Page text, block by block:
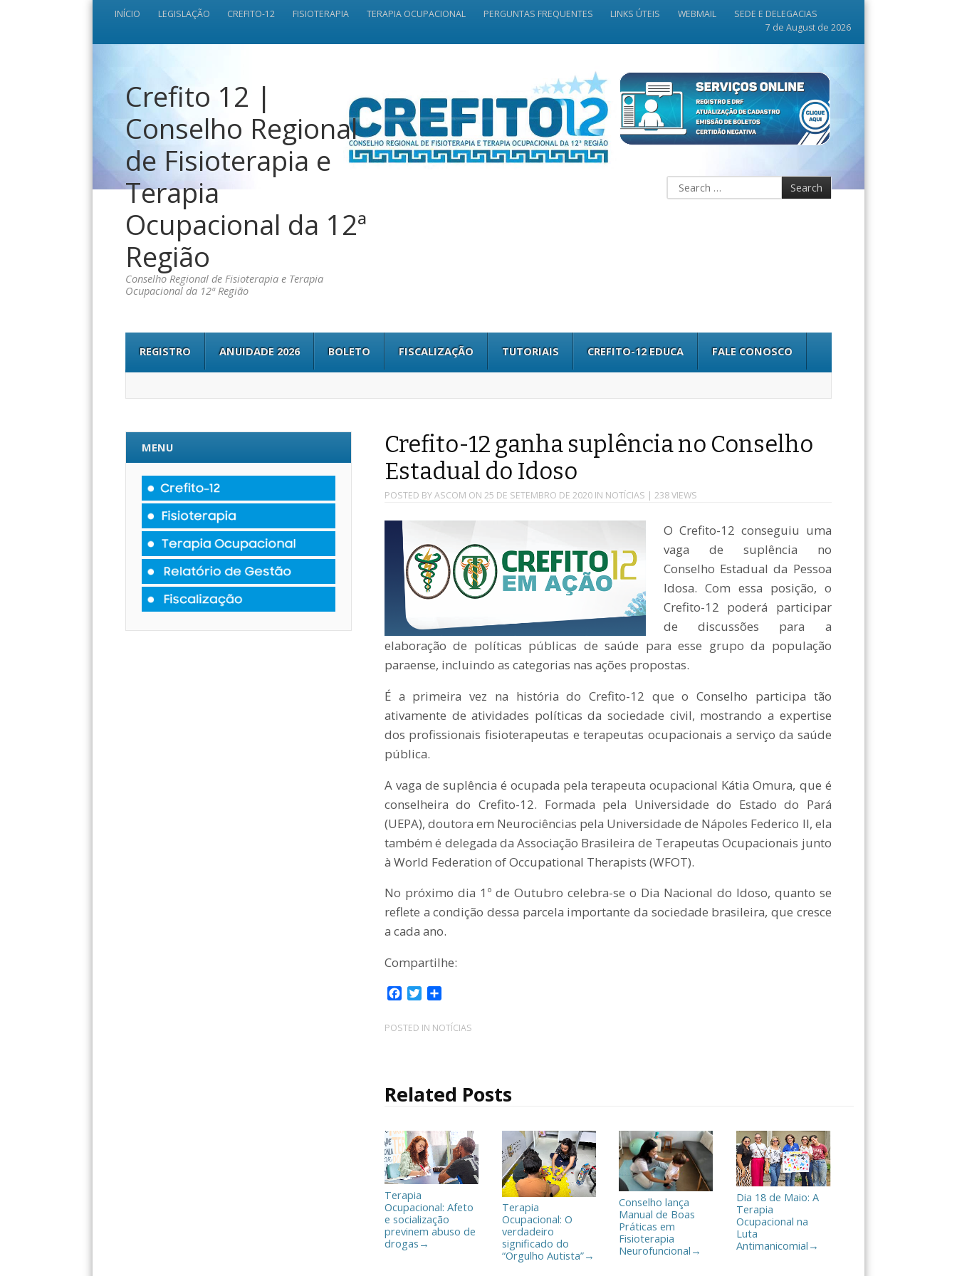
INÍCIO LEGISLAÇÃO CREFITO-12 FISIOTERAPIA TERAPIA OCUPACIONAL PERGUNTAS FREQUENTES LINKS ÚTEIS WEBMAIL
SEDE E DELEGACIAS
7 de August de 2026
Crefito 12 |
Conselho Regional
de Fisioterapia e
Terapia
Ocupacional da 12ª
Região
Conselho Regional de Fisioterapia e Terapia
Ocupacional da 12ª Região
REGISTRO ANUIDADE 2026 BOLETO FISCALIZAÇÃO TUTORIAIS CREFITO-12 EDUCA FALE CONOSCO
Crefito-12 ganha suplência no Conselho
Estadual do Idoso
POSTED BYASCOM ON 25 DE SETEMBRO DE 2020IN NOTÍCIAS | 238 VIEWS
O Crefito-12 conseguiu uma
vaga de suplência no
Conselho Estadual da Pessoa
Idosa. Com essa posição, o
Crefito-12 poderá participar
de discussões para a
elaboração de políticas públicas de saúde para esse grupo da população
paraense, incluindo as categorias nas ações propostas.
É a primeira vez na história do Crefito-12 que o Conselho participa tão
ativamente de atividades políticas da sociedade civil, mostrando a expertise
dos profissionais fisioterapeutas e terapeutas ocupacionais a serviço da saúde
pública.
A vaga de suplência é ocupada pela terapeuta ocupacional Kátia Omura, que é
conselheira do Crefito-12. Formada pela Universidade do Estado do Pará
(UEPA), doutora em Neurociências pela Universidade de Nápoles Federico II, ela
também é delegada da Associação Brasileira de Terapeutas Ocupacionais junto
à World Federation of Occupational Therapists (WFOT).
No próximo dia 1º de Outubro celebra-se o Dia Nacional do Idoso, quanto se
reflete a condição dessa parcela importante da sociedade brasileira, que cresce
a cada ano.
Compartilhe:
c
e
k
i
t
m
p
i
a
r
POSTED IN NOTÍCIAS
Related Posts
Terapia
Ocupacional: Afeto
e socialização
previnem abuso de
drogas →
Terapia
Ocupacional: O
verdadeiro
significado do
“Orgulho Autista”→
Conselho lança
Manual de Boas
Práticas em
Fisioterapia
Neurofuncional →
Dia 18 de Maio: A
Terapia
Ocupacional na
Luta
Antimanicomial →
MENU